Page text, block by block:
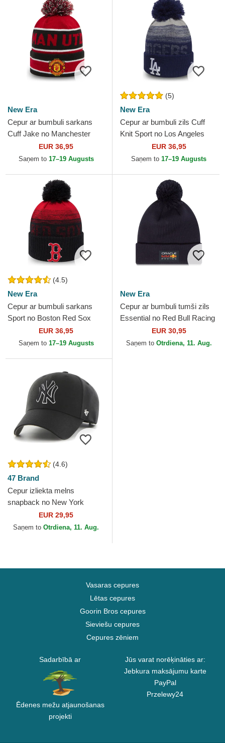
New Era
Cepur ar bumbuli sarkans
Cuff Jake no Manchester
United Football Club Premier
League no New Era
EUR 36,95
Saņem to 17–19 Augusts
(5)
New Era
Cepur ar bumbuli zils Cuff
Knit Sport no Los Angeles
Dodgers MLB no New Era
EUR 36,95
Saņem to 17–19 Augusts
(4.5)
New Era
Cepur ar bumbuli sarkans
Sport no Boston Red Sox
MLB no New Era
EUR 36,95
Saņem to 17–19 Augusts
New Era
Cepur ar bumbuli tumši zils
Essential no Red Bull Racing
Formula 1 no New Era
EUR 30,95
Saņem to Otrdiena, 11. Aug.
(4.6)
47 Brand
Cepur izliekta melns
snapback no New York
Yankees MLB no 47 Brand
EUR 29,95
Saņem to Otrdiena, 11. Aug.
Vasaras cepures
Lētas cepures
Goorin Bros cepures
Sieviešu cepures
Cepures zēniem
Sadarbībā ar
Ēdenes mežu atjaunošanas
projekti
Jūs varat norēķināties ar:
Jebkura maksājumu karte
PayPal
Przelewy24